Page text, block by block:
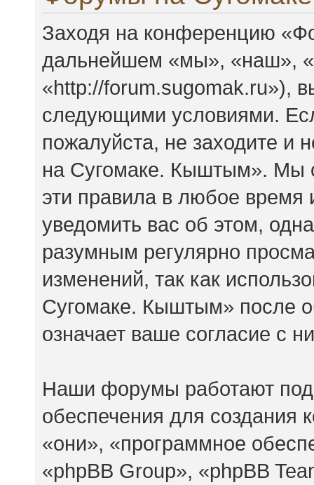
Заходя на конференцию
дальнейшем «мы», «наш»,
«http://forum.sugomak.ru»),
следующими условиями.
пожалуйста, не заходите
на Сугомаке. Кыштым». Мы
эти правила в любое
уведомить вас об этом,
разумным регулярно
изменений, так как
Сугомаке. Кыштым» после
означает ваше согласие с
Наши форумы работают
обеспечения для
«они», «программное
«phpBB Group», «phpBB